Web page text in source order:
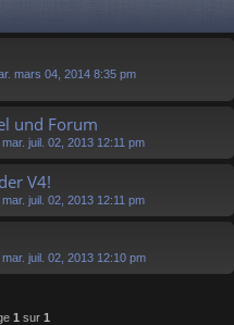
mars 04, 2014 8:35 pm
und Forum
mar. juil. 02, 2013 12:11 pm
V4!
mar. juil. 02, 2013 12:11 pm
mar. juil. 02, 2013 12:10 pm
1 sur 1